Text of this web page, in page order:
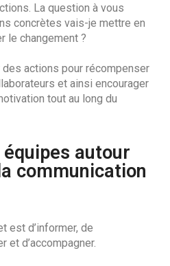
La question à vous
concrètes vais-je mettre en
le changement ?
des actions pour récompenser
et ainsi encourager
tout au long du
autour
communication
est d’informer, de
et d’accompagner.